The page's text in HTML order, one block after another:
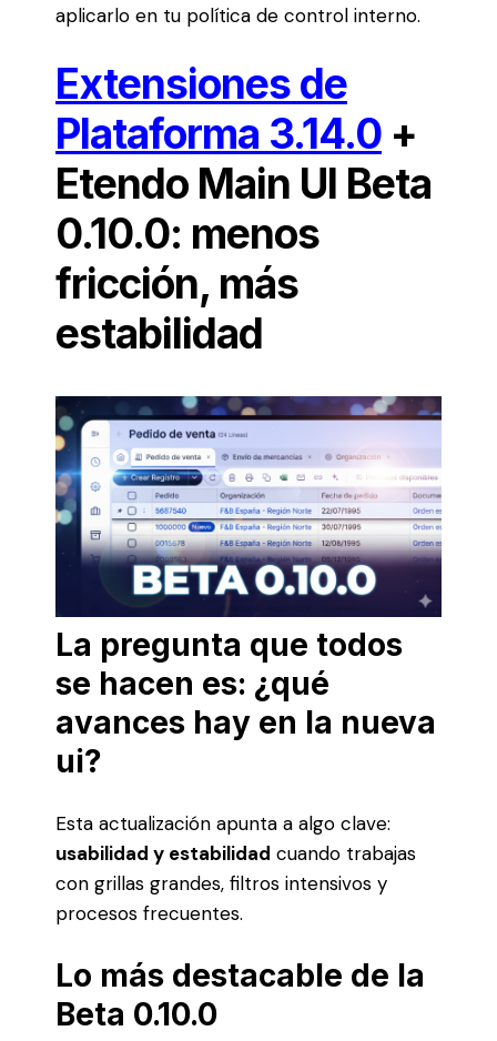
aplicarlo en tu política de control interno.
Extensiones de
Plataforma 3.14.0 +
Etendo Main UI Beta
0.10.0: menos
fricción, más
estabilidad
La pregunta que todos
se hacen es: ¿qué
avances hay en la nueva
ui?
Esta actualización apunta a algo clave:
usabilidad y estabilidad cuando trabajas
con grillas grandes, filtros intensivos y
procesos frecuentes.
Lo más destacable de la
Beta 0.10.0